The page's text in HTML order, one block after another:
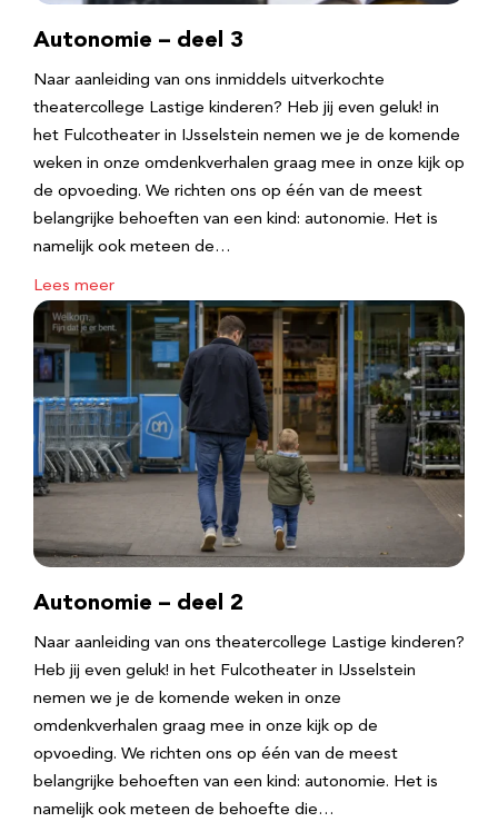
Autonomie – deel 3
Naar aanleiding van ons inmiddels uitverkochte
theatercollege Lastige kinderen? Heb jij even geluk! in
het Fulcotheater in IJsselstein nemen we je de komende
weken in onze omdenkverhalen graag mee in onze kijk op
de opvoeding. We richten ons op één van de meest
belangrijke behoeften van een kind: autonomie. Het is
namelijk ook meteen de…
Lees meer
Autonomie – deel 2
Naar aanleiding van ons theatercollege Lastige kinderen?
Heb jij even geluk! in het Fulcotheater in IJsselstein
nemen we je de komende weken in onze
omdenkverhalen graag mee in onze kijk op de
opvoeding. We richten ons op één van de meest
belangrijke behoeften van een kind: autonomie. Het is
namelijk ook meteen de behoefte die…